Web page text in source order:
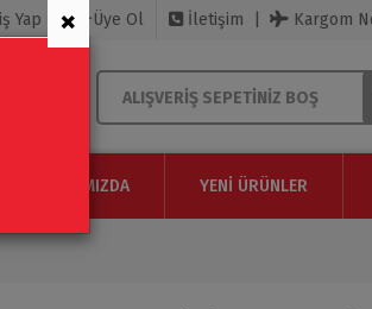
Yap Üye Ol İletişim Kargom
ALIŞVERIŞ SEPETINIZ BOŞ
HAKKIMIZDA YENI ÜRÜNLER
×